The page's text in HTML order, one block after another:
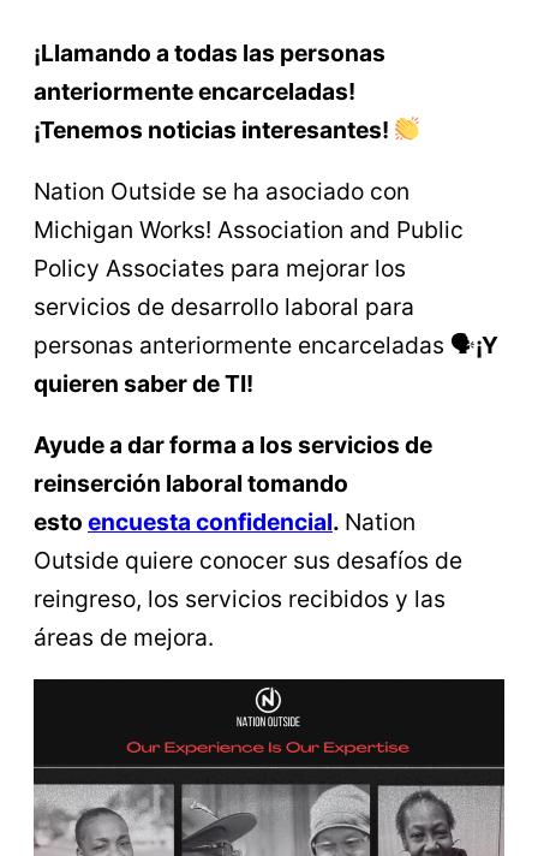
¡Llamando a todas las personas
anteriormente encarceladas!
¡Tenemos noticias interesantes!
Nation Outside se ha asociado con
Michigan Works! Association and Public
Policy Associates para mejorar los
servicios de desarrollo laboral para
personas anteriormente encarceladas 🗣¡Y
quieren saber de TI!
Ayude a dar forma a los servicios de
reinserción laboral tomando
esto encuesta confidencial. Nation
Outside quiere conocer sus desafíos de
reingreso, los servicios recibidos y las
áreas de mejora.